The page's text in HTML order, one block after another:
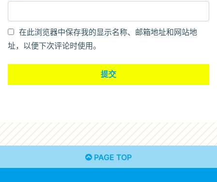
在此浏览器中保存我的显示名称、邮箱地址和网站地
址，以便下次评论时使用。
PAGE TOP